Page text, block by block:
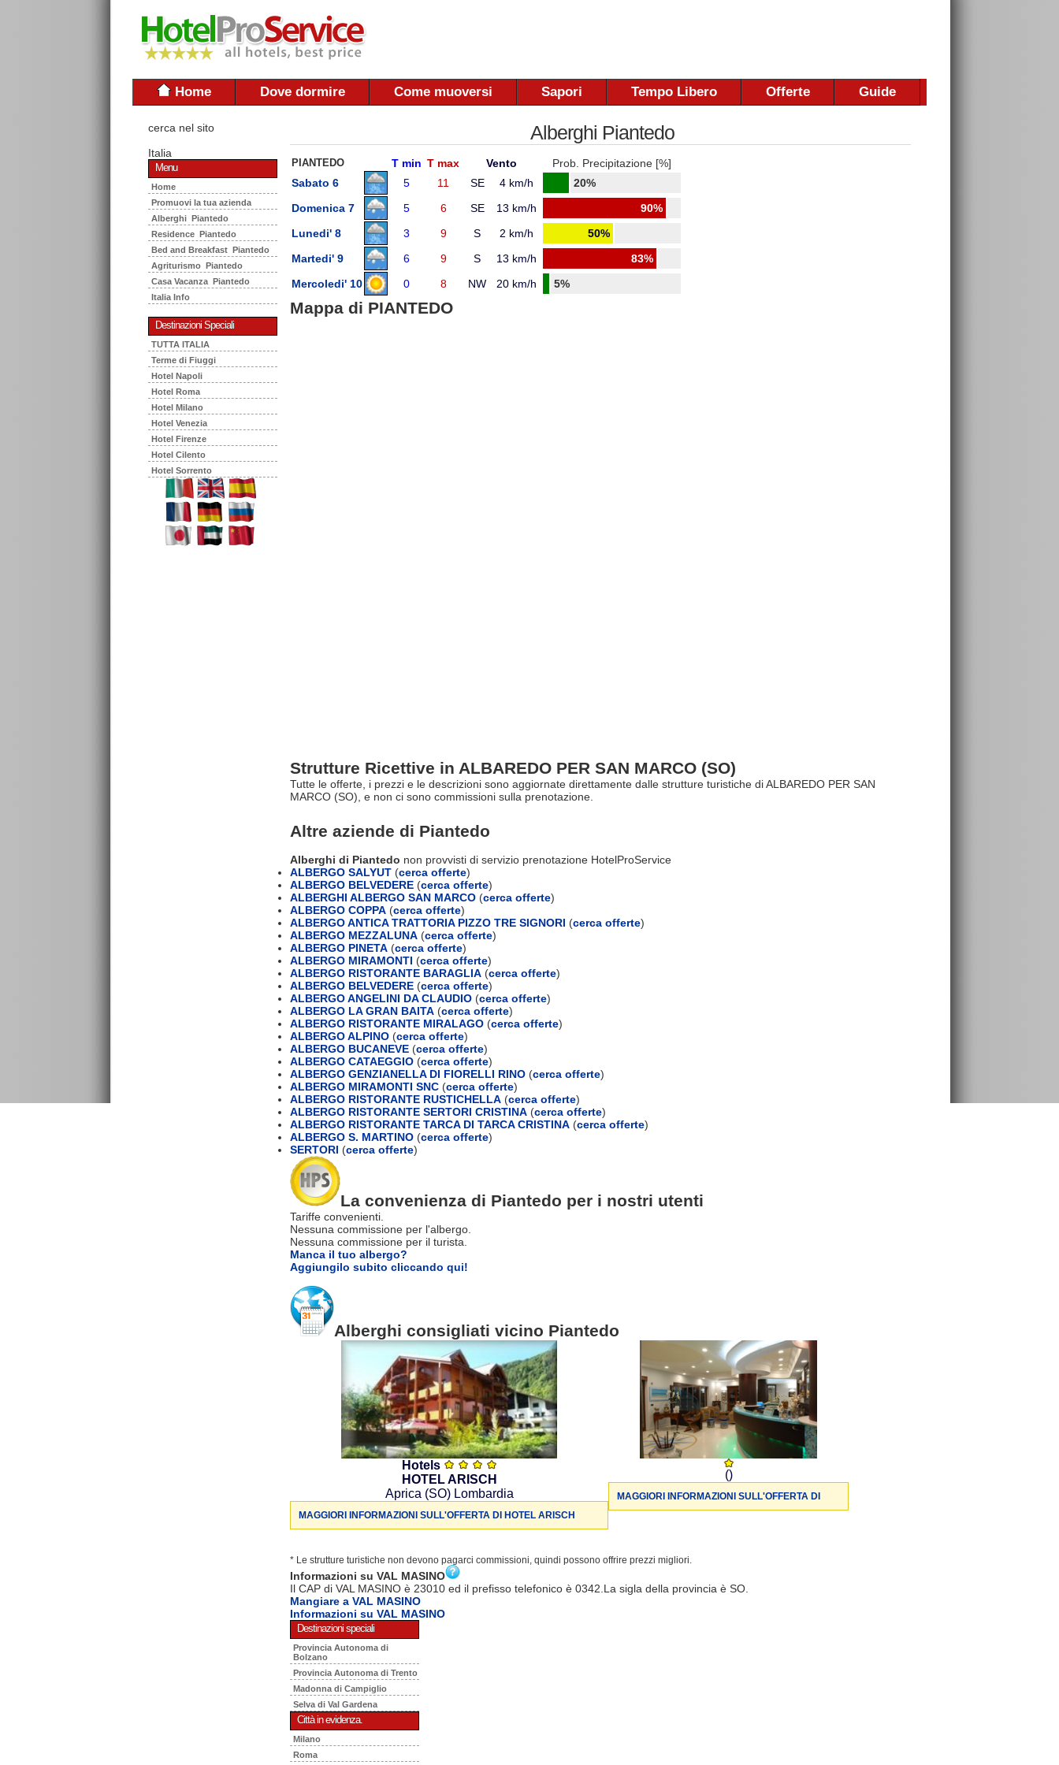
Home Dove dormire Come muoversi Sapori Tempo Libero Offerte Guide
cerca nel sito
Italia
Menu
Home
Promuovi la tua azienda
Alberghi Piantedo
Residence Piantedo
Bed and Breakfast Piantedo
Agriturismo Piantedo
Casa Vacanza Piantedo
Italia Info
Destinazioni Speciali
TUTTA ITALIA
Terme di Fiuggi
Hotel Napoli
Hotel Roma
Hotel Milano
Hotel Venezia
Hotel Firenze
Hotel Cilento
Hotel Sorrento
Alberghi Piantedo
PIANTEDO T min T max Vento
Prob. Precipitazione [%]
Sabato 6
5 11 SE 4 km/h
20%
Domenica 7
5 6 SE 13 km/h
90%
Lunedi' 8
3 9 S 2 km/h
50%
Martedi' 9
6 9 S 13 km/h
83%
Mercoledi' 10
0 8 NW 20 km/h 5%
Mappa di PIANTEDO
Strutture Ricettive in ALBAREDO PER SAN MARCO (SO)
Tutte le offerte, i prezzi e le descrizioni sono aggiornate direttamente dalle strutture turistiche di ALBAREDO PER SAN
MARCO (SO), e non ci sono commissioni sulla prenotazione.
Altre aziende di Piantedo
Alberghi di Piantedo non provvisti di servizio prenotazione HotelProService
ALBERGO SALYUT (cerca offerte)
ALBERGO BELVEDERE (cerca offerte)
ALBERGHI ALBERGO SAN MARCO (cerca offerte)
ALBERGO COPPA (cerca offerte)
ALBERGO ANTICA TRATTORIA PIZZO TRE SIGNORI (cerca offerte)
ALBERGO MEZZALUNA (cerca offerte)
ALBERGO PINETA (cerca offerte)
ALBERGO MIRAMONTI (cerca offerte)
ALBERGO RISTORANTE BARAGLIA (cerca offerte)
ALBERGO BELVEDERE (cerca offerte)
ALBERGO ANGELINI DA CLAUDIO (cerca offerte)
ALBERGO LA GRAN BAITA (cerca offerte)
ALBERGO RISTORANTE MIRALAGO (cerca offerte)
ALBERGO ALPINO (cerca offerte)
ALBERGO BUCANEVE (cerca offerte)
ALBERGO CATAEGGIO (cerca offerte)
ALBERGO GENZIANELLA DI FIORELLI RINO (cerca offerte)
ALBERGO MIRAMONTI SNC (cerca offerte)
ALBERGO RISTORANTE RUSTICHELLA (cerca offerte)
ALBERGO RISTORANTE SERTORI CRISTINA (cerca offerte)
ALBERGO RISTORANTE TARCA DI TARCA CRISTINA (cerca offerte)
ALBERGO S. MARTINO (cerca offerte)
SERTORI (cerca offerte)
La convenienza di Piantedo per i nostri utenti
Tariffe convenienti.
Nessuna commissione per l'albergo.
Nessuna commissione per il turista.
Manca il tuo albergo?
Aggiungilo subito cliccando qui!
Alberghi consigliati vicino Piantedo
Hotels
HOTEL ARISCH
Aprica (SO) Lombardia
MAGGIORI INFORMAZIONI SULL'OFFERTA DI HOTEL ARISCH
()
MAGGIORI INFORMAZIONI SULL'OFFERTA DI
* Le strutture turistiche non devono pagarci commissioni, quindi possono offrire prezzi migliori.
Informazioni su VAL MASINO
Il CAP di VAL MASINO è 23010 ed il prefisso telefonico è 0342.La sigla della provincia è SO.
Mangiare a VAL MASINO
Informazioni su VAL MASINO
Destinazioni speciali
Provincia Autonoma di
Bolzano
Provincia Autonoma di Trento
Madonna di Campiglio
Selva di Val Gardena
Città in evidenza.
Milano
Roma